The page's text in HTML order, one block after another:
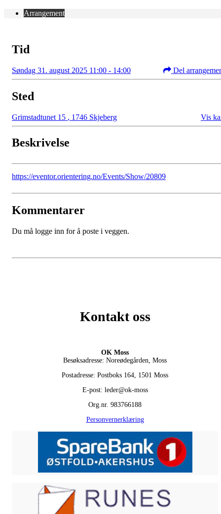
Arrangement
Tid
Søndag 31. august 2025 11:00 - 14:00 Del
Sted
Grimstadtunet 15 , 1746 Skjeberg Vis
Beskrivelse
https://eventor.orientering.no/Events/Show/20809
Kommentarer
Du må logge inn for å poste i veggen.
Kontakt oss
OK Moss
Besøksadresse: Noreødegården, Moss
Postadresse: Postboks 164, 1501 Moss
E-post: leder@ok-moss
Org.nr. 983766188
Personvernerklæring